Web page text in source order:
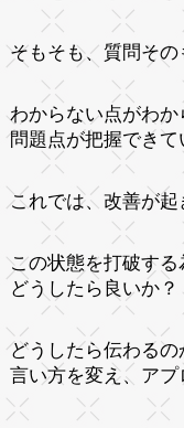
そもそも、質問その
わからない点がわか
問題点が把握できて
これでは、改善が起
この状態を打破する
どうしたら良いか？
どうしたら伝わるの
言い方を変え、アプ